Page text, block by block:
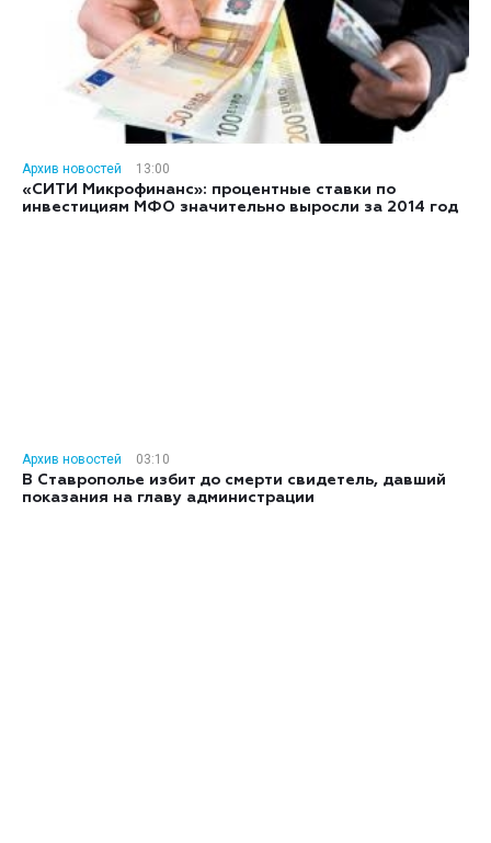
Архив новостей
13:00
«СИТИ Микрофинанс»: процентные ставки по
инвестициям МФО значительно выросли за 2014 год
Архив новостей
03:10
В Ставрополье избит до смерти свидетель, давший
показания на главу администрации